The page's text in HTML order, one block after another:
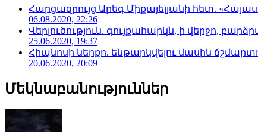
Հարցազրույց Արեգ Միքայելյանի հետ.
06.08.2020, 22:26
Վերլուծություն. գույքահարկն, ի վերջո,
25.06.2020, 19:37
Հիպնոսի ներքո. ենթարկվելու մասին
20.06.2020, 20:09
Մեկնաբանություններ